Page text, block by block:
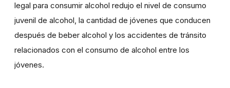
legal para consumir alcohol redujo el nivel de consumo
juvenil de alcohol, la cantidad de jóvenes que conducen
después de beber alcohol y los accidentes de tránsito
relacionados con el consumo de alcohol entre los
jóvenes.